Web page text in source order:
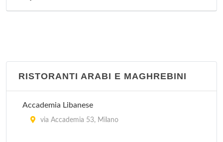
RISTORANTI ARABI E MAGHREBINI
Accademia Libanese
via Accademia 53, Milano